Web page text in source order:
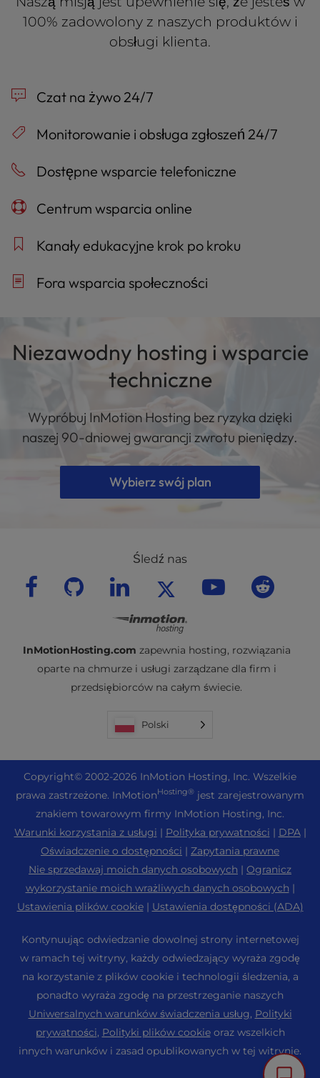
100% zadowolony z naszych produktów i
obsługi klienta.
Czat na żywo 24/7
Monitorowanie i obsługa zgłoszeń 24/7
Dostępne wsparcie telefoniczne
Centrum wsparcia online
Kanały edukacyjne krok po kroku
Fora wsparcia społeczności
Niezawodny hosting i wsparcie
techniczne
Wypróbuj InMotion Hosting bez ryzyka dzięki
naszej 90-dniowej gwarancji zwrotu pieniędzy.
Wybierz swój plan
InMotionHosting.com zapewnia hosting, rozwiązania
oparte na chmurze i usługi zarządzane dla firm i
przedsiębiorców na całym świecie.
Polski
Śledź nas
Copyright© 2002-2026 InMotion Hosting, Inc. Wszelkie
prawa zastrzeżone. InMotionHosting® jest zarejestrowanym
znakiem towarowym firmy InMotion Hosting, Inc.
Warunki korzystania z usługi | Polityka prywatności | DPA|
Oświadczenie o dostępności | Zapytania prawne
Nie sprzedawaj moich danych osobowych | Ogranicz
wykorzystanie moich wrażliwych danych osobowych |
Ustawienia plików cookie| Ustawienia dostępności (ADA)
Kontynuując odwiedzanie dowolnej strony internetowej
w ramach tej witryny, każdy odwiedzający wyraża zgodę
na korzystanie z plików cookie i technologii śledzenia, a
ponadto wyraża zgodę na przestrzeganie naszych
Uniwersalnych warunków świadczenia usług, Polityki
prywatności, Polityki plików cookieoraz wszelkich
innych warunków i zasad opublikowanych w tej witrynie.